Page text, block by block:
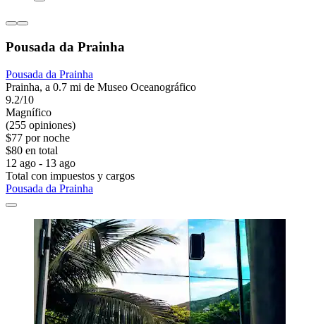
Pousada da Prainha
Pousada da Prainha
Prainha, a 0.7 mi de Museo Oceanográfico
9.2/10
Magnífico
(255 opiniones)
$77 por noche
$80 en total
12 ago - 13 ago
Total con impuestos y cargos
Pousada da Prainha